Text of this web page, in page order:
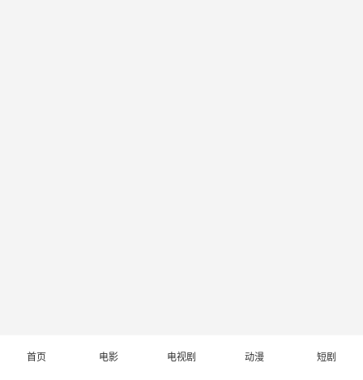
首页 电影 电视剧 动漫 短剧